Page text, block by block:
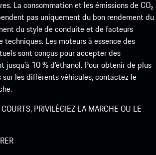
La consommation et les émissions de CO₂
pas uniquement du bon rendement du
du style de conduite et de facteurs
techniques. Les moteurs à essence des
sont conçus pour accepter des
10 % d’éthanol. Pour obtenir de plus
les différents véhicules, contactez le
PRIVILÉGIEZ LA MARCHE OU LE